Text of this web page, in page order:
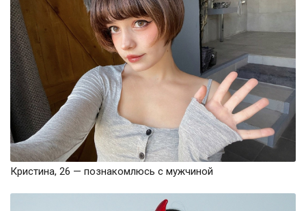
Кристина, 26 — познакомлюсь с мужчиной